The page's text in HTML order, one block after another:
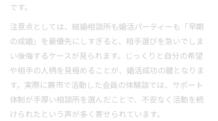
ibjを選ぶべき理由と結婚相談所の違い
ibjで婚活パーティーを活用するメリット
ibjの成婚率を高める婚活サイト活用術
結婚相談所経由でibjを利用する際の注意点
ibjで理想の相手に出会うプロフィール作成
法
です。
注意点としては、結婚相談所も婚活パーティーも「早期
の成婚」を最優先にしすぎると、相手選びを急いでしま
い後悔するケースが見られます。じっくりと自分の希望
や相手の人柄を見極めることが、婚活成功の鍵となりま
す。実際に蕨市で活動した会員の体験談では、サポート
体制が手厚い相談所を選んだことで、不安なく活動を続
けられたという声が多く寄せられています。